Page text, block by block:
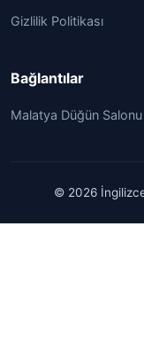
Gizlilik Politikası
Bağlantılar
Malatya Düğün Salonu
© 2026 İngilizce